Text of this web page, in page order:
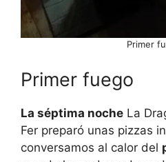
Primer
Primer fuego
La séptima noche La
Fer preparó unas pizzas
conversamos al calor del